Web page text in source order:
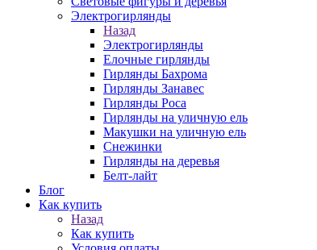
Электрогирлянды
Назад
Электрогирлянды
Елочные гирлянды
Гирлянды Бахрома
Гирлянды Занавес
Гирлянды Роса
Гирлянды на уличную ель
Макушки на уличную ель
Снежинки
Гирлянды на деревья
Белт-лайт
Блог
Как купить
Назад
Как купить